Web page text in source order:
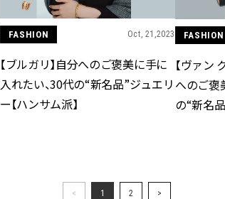
FASHION Oct, 21,2023
【ブルガリ】自分へのご褒美に手に
入れたい、30代の“新名品”ジュエリ
ー【ハンサム派】
FASHION
【ヴァン
へのご褒
の“新名
< 1 2 >